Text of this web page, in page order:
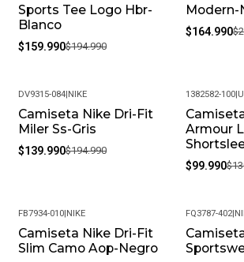
Sports Tee Logo Hbr-
Blanco
$159.990$194.990
Modern-
$164.990
-28%
DV9315-084|NIKE
Camiseta Nike Dri-Fit
Miler Ss-Gris
$139.990$194.990
-29%
1382582-100|
Armour
$99.990
-32%
FB7934-010|NIKE
Camiseta Nike Dri-Fit
Slim Camo Aop-Negro
-18%
FQ3787-402|